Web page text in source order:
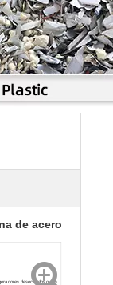
de acero
desechados o sus